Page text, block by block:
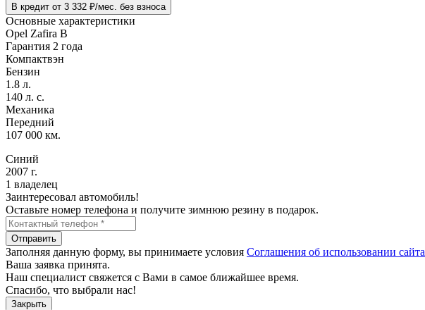
В кредит от 3 332 ₽/мес. без взноса
Основные характеристики
Opel Zafira B
Гарантия 2 года
Компактвэн
Бензин
1.8 л.
140 л. с.
Механика
Передний
107 000 км.
Синий
2007 г.
1 владелец
Заинтересовал автомобиль!
Оставьте номер телефона и получите зимнюю резину в подарок.
Отправить
Заполняя данную форму, вы принимаете условия Соглашения об использовании сайта
Ваша заявка принята.
Наш специалист свяжется с Вами в самое ближайшее время.
Спасибо, что выбрали нас!
Закрыть